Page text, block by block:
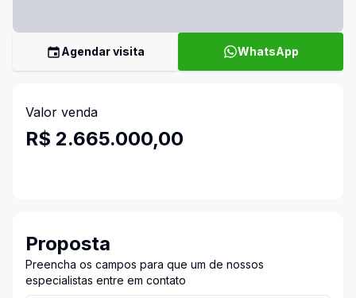
Agendar visita WhatsApp
Valor venda
R$ 2.665.000,00
Proposta
Preencha os campos para que um de nossos
especialistas entre em contato